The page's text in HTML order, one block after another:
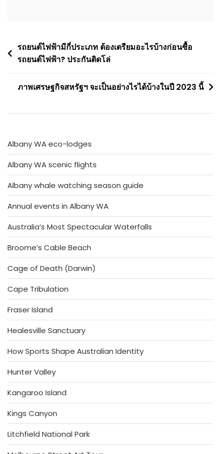
Post
navigation
รถยนต์ไฟฟ้ามีกี่ประเภท ต้องเตรียมอะไรบ้างก่อนซื้อ
รถยนต์ไฟฟ้า? ประกันติดโล่
ภาพเศรษฐกิจสหรัฐฯ จะเป็นอย่างไรได้บ้างในปี 2023 นี้
Albany WA eco-lodges
Albany WA scenic flights
Albany whale watching season guide
Annual events in Albany WA
Australia’s Most Spectacular Waterfalls
Broome’s Cable Beach
Cage of Death (Darwin)
Cape Tribulation
Fraser Island
Healesville Sanctuary
How Sports Shape Australian Identity
Hunter Valley
Kangaroo Island
Kings Canyon
Litchfield National Park